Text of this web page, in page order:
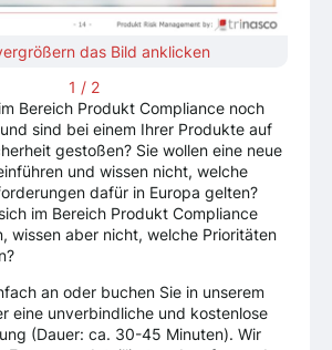
das Bild anklicken
1 / 2
Bereich Produkt Compliance noch
sind bei einem Ihrer Produkte auf
gestoßen? Sie wollen eine neue
und wissen nicht, welche
dafür in Europa gelten?
im Bereich Produkt Compliance
wissen aber nicht, welche Prioritäten
an oder buchen Sie in unserem
eine unverbindliche und kostenlose
(Dauer: ca. 30-45 Minuten). Wir